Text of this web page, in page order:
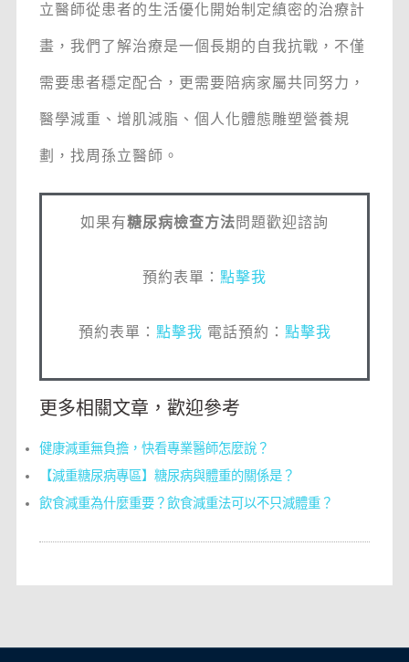
立醫師從患者的生活優化開始制定縝密的治療計
畫，我們了解治療是一個長期的自我抗戰，不僅
需要患者穩定配合，更需要陪病家屬共同努力，
醫學減重、增肌減脂、個人化體態雕塑營養規
劃，找周孫立醫師。
如果有糖尿病檢查方法問題歡迎諮詢
預約表單： 點擊我
預約表單： 點擊我 電話預約： 點擊我
更多相關文章，歡迎參考
健康減重無負擔，快看專業醫師怎麼說？
【減重糖尿病專區】糖尿病與體重的關係是？
飲食減重為什麼重要？飲食減重法可以不只減體重？